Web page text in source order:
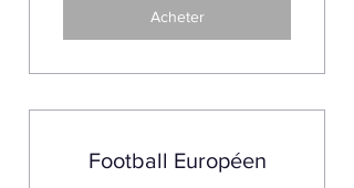
Acheter
Football Européen